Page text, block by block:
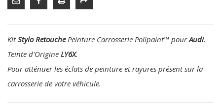
KitStylo RetouchePeinture Carrosserie Polipaint™ pourAudi.
Teinte d'Origine LY6X.
Pour atténuer les éclats de peinture et rayures présent sur la
carrosserie de votre véhicule.